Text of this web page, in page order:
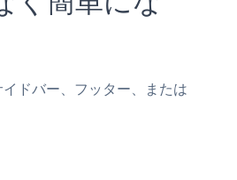
ドバー、フッター、または